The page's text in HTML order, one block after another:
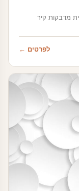
מדבקות קיר
לפרטים ←